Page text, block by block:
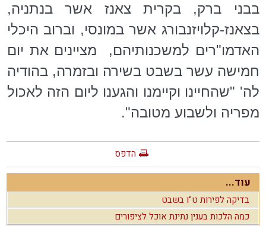
בבני ברק, בקרית צאנז אשר בנתניה,
בצאנז-קלויזנבורג אשר במונסי, וברוב היכלי
האדמו"רים למשכנותיהם, מציינים את יום
חמישה עשר בשבט בשירה ובזמרה, בהודיה
לה' "שהחיינו וקיימנו והגענו ליום הזה לאכול
מפריה ולשבוע מטובה".
הדפס
עוד...
בדיקה לפירות ט"ו בשבט
כמה הלכות בענין נתינת אוכל לציפורים